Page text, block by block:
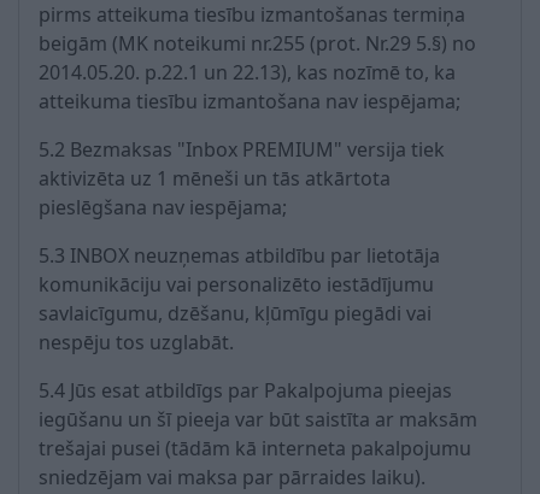
pirms atteikuma tiesību izmantošanas termiņa
beigām (MK noteikumi nr.255 (prot. Nr.29 5.§) no
2014.05.20. p.22.1 un 22.13), kas nozīmē to, ka
atteikuma tiesību izmantošana nav iespējama;
5.2 Bezmaksas "Inbox PREMIUM" versija tiek
aktivizēta uz 1 mēneši un tās atkārtota
pieslēgšana nav iespējama;
5.3 INBOX neuzņemas atbildību par lietotāja
komunikāciju vai personalizēto iestādījumu
savlaicīgumu, dzēšanu, kļūmīgu piegādi vai
nespēju tos uzglabāt.
5.4 Jūs esat atbildīgs par Pakalpojuma pieejas
iegūšanu un šī pieeja var būt saistīta ar maksām
trešajai pusei (tādām kā interneta pakalpojumu
sniedzējam vai maksa par pārraides laiku).